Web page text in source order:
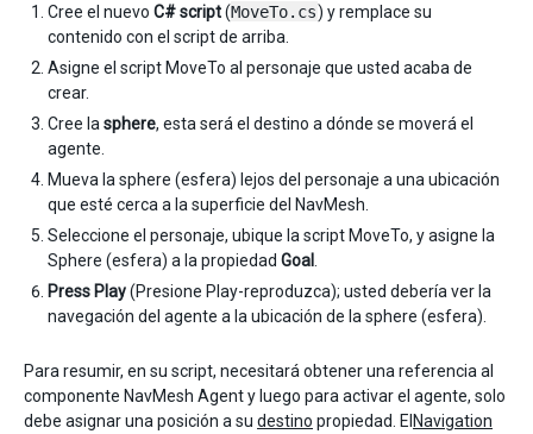
Cree el nuevo C# script(MoveTo.cs) y remplace su
contenido con el script de arriba.
Asigne el script MoveTo al personaje que usted acaba de
crear.
Cree la sphere, esta será el destino a dónde se moverá el
agente.
Mueva la sphere (esfera) lejos del personaje a una ubicación
que esté cerca a la superficie del NavMesh.
Seleccione el personaje, ubique la script MoveTo, y asigne la
Sphere (esfera) a la propiedad Goal
Press Play(Presione Play-reproduzca); usted debería ver la
navegación del agente a la ubicación de la sphere (esfera).
Para resumir, en su script, necesitará obtener una referencia al
componente NavMesh Agent y luego para activar el agente, solo
debe asignar una posición a su destino propiedad. El Navigation